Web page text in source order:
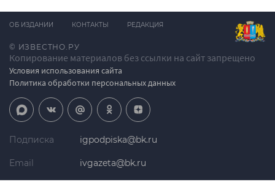
© ИЗВЕСТНО.РУ
Копирование материалов без ссылки на сайт запрещено
Условия использования сайта
Политика обработки персональных данных
ОБ ИЗДАНИИ КОНТАКТЫ РЕДАКЦИЯ
Подписка igpodpiska@bk.ru
Email ivgazeta@bk.ru